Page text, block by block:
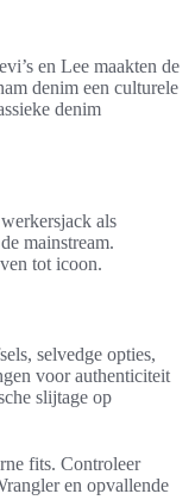
en Lee maakten de
denim een culturele
denim
als
mainstream.
tot icoon.
selvedge opties,
voor authenticiteit
slijtage op
fits. Controleer
en opvallende